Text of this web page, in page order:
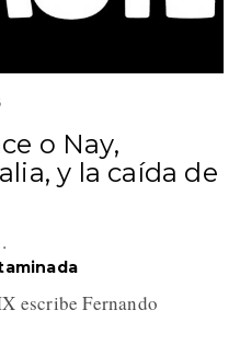
o Nay,
y la caída de
escribe Fernando